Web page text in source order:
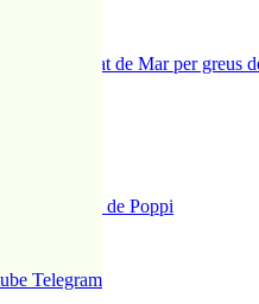
Telegram
a Malgrat de Mar per greus
a la plaça de Poppi